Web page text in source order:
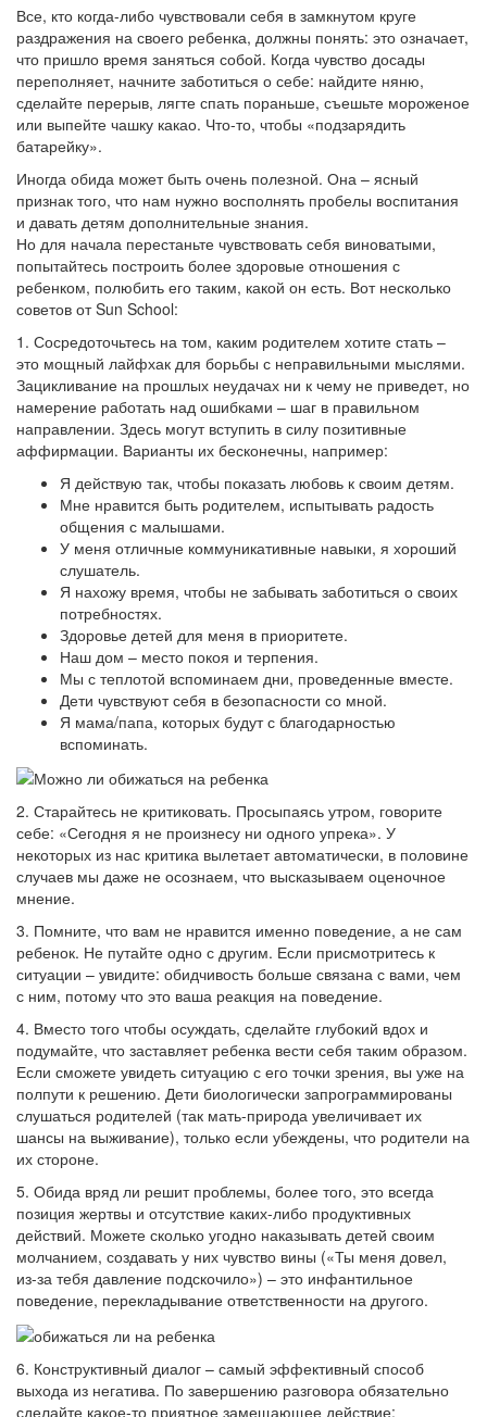
Все, кто когда-либо чувствовали себя в замкнутом круге
раздражения на своего ребенка, должны понять: это означает,
что пришло время заняться собой. Когда чувство досады
переполняет, начните заботиться о себе: найдите няню,
сделайте перерыв, лягте спать пораньше, съешьте мороженое
или выпейте чашку какао. Что-то, чтобы «подзарядить
батарейку».
Иногда обида может быть очень полезной. Она – ясный
признак того, что нам нужно восполнять пробелы воспитания
и давать детям дополнительные знания.
Но для начала перестаньте чувствовать себя виноватыми,
попытайтесь построить более здоровые отношения с
ребенком, полюбить его таким, какой он есть. Вот несколько
советов от Sun School:
1. Сосредоточьтесь на том, каким родителем хотите стать –
это мощный лайфхак для борьбы с неправильными мыслями.
Зацикливание на прошлых неудачах ни к чему не приведет, но
намерение работать над ошибками – шаг в правильном
направлении. Здесь могут вступить в силу позитивные
аффирмации. Варианты их бесконечны, например:
Я действую так, чтобы показать любовь к своим детям.
Мне нравится быть родителем, испытывать радость
общения с малышами.
У меня отличные коммуникативные навыки, я хороший
слушатель.
Я нахожу время, чтобы не забывать заботиться о своих
потребностях.
Здоровье детей для меня в приоритете.
Наш дом – место покоя и терпения.
Мы с теплотой вспоминаем дни, проведенные вместе.
Дети чувствуют себя в безопасности со мной.
Я мама/папа, которых будут с благодарностью
вспоминать.
2. Старайтесь не критиковать. Просыпаясь утром, говорите
себе: «Сегодня я не произнесу ни одного упрека». У
некоторых из нас критика вылетает автоматически, в половине
случаев мы даже не осознаем, что высказываем оценочное
мнение.
3. Помните, что вам не нравится именно поведение, а не сам
ребенок. Не путайте одно с другим. Если присмотритесь к
ситуации – увидите: обидчивость больше связана с вами, чем
с ним, потому что это ваша реакция на поведение.
4. Вместо того чтобы осуждать, сделайте глубокий вдох и
подумайте, что заставляет ребенка вести себя таким образом.
Если сможете увидеть ситуацию с его точки зрения, вы уже на
полпути к решению. Дети биологически запрограммированы
слушаться родителей (так мать-природа увеличивает их
шансы на выживание), только если убеждены, что родители на
их стороне.
5. Обида вряд ли решит проблемы, более того, это всегда
позиция жертвы и отсутствие каких-либо продуктивных
действий. Можете сколько угодно наказывать детей своим
молчанием, создавать у них чувство вины («Ты меня довел,
из-за тебя давление подскочило») – это инфантильное
поведение, перекладывание ответственности на другого.
6. Конструктивный диалог – самый эффективный способ
выхода из негатива. По завершению разговора обязательно
сделайте какое-то приятное замещающее действие: